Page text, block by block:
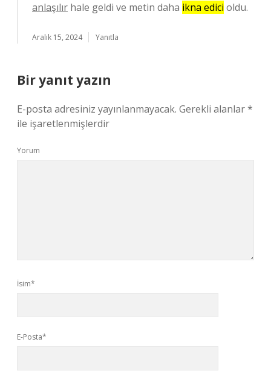
anlaşılır hale geldi ve metin daha ikna edici oldu.
Aralık 15, 2024 Yanıtla
Bir yanıt yazın
E-posta adresiniz yayınlanmayacak. Gerekli alanlar*
ile işaretlenmişlerdir
Yorum
İsim*
E-Posta*